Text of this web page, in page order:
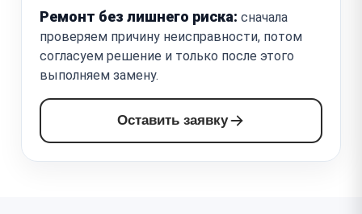
Ремонт без лишнего риска: сначала
проверяем причину неисправности, потом
согласуем решение и только после этого
выполняем замену.
Оставить заявку